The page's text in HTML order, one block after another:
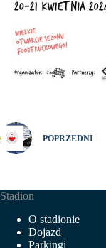
POPRZEDNI
Stadion
O stadionie
Dojazd
Parkingi